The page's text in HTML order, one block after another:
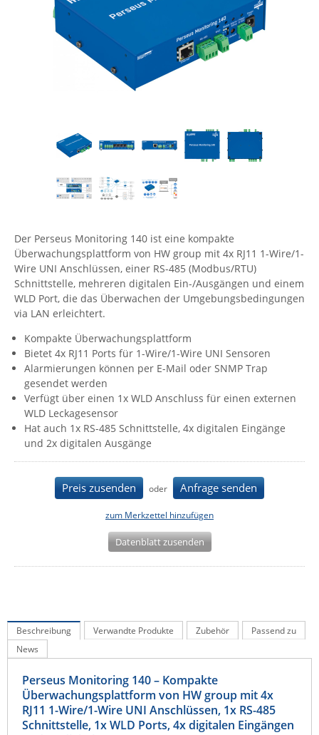
Energiemessung
Energieverteilung
IP, WLAN & GSM Sensorik
IoT - Internet of Things
IPC, Industrielle Netzwerktechnik & WLAN
Industrielle Netzwerktechnik / Kommunikation
Industrielle Computer
IT Netzwerktechnik / Kommunikation
Comet System
CompleTech
Contemporary Controls
Enginko - mcf88
Fokus Technologies
Guntermann & Drunck
High Sec Labs
HW group
Icron
IEC Lock
Ihse
Kerlink
Kramer Electronics
KVM TEC
Legrand
LigoWave
Milesight
Panorama Antennas
Poynting
Raritan
Riello UPS
Server Technology
Siretta
Der Perseus Monitoring 140 ist eine kompakte
Überwachungsplattform von HW group mit 4x RJ11 1-Wire/1-
Wire UNI Anschlüssen, einer RS-485 (Modbus/RTU)
Schnittstelle, mehreren digitalen Ein-/Ausgängen und einem
WLD Port, die das Überwachen der Umgebungsbedingungen
via LAN erleichtert.
Kompakte Überwachungsplattform
Bietet 4x RJ11 Ports für 1-Wire/1-Wire UNI Sensoren
Alarmierungen können per E-Mail oder SNMP Trap
gesendet werden
Verfügt über einen 1x WLD Anschluss für einen externen
WLD Leckagesensor
Hat auch 1x RS-485 Schnittstelle, 4x digitalen Eingänge
und 2x digitalen Ausgänge
Preis zusenden oder Anfrage senden
zum Merkzettel hinzufügen
Datenblatt zusenden
Beschreibung Verwandte Produkte Zubehör
Passend zu
News
Perseus Monitoring 140 – Kompakte
Überwachungsplattform von HW group mit 4x
RJ11 1-Wire/1-Wire UNI Anschlüssen, 1x RS-485
Schnittstelle, 1x WLD Ports, 4x digitalen Eingängen